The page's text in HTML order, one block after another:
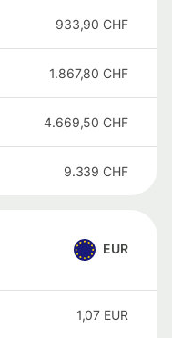
933,90 CHF
1.867,80 CHF
4.669,50 CHF
9.339 CHF
EUR
1,07 EUR